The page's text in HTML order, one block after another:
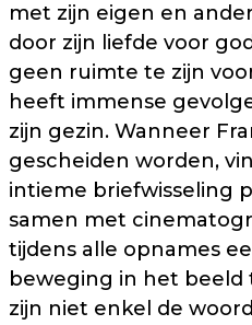
met zijn eigen en
door zijn liefde voor
geen ruimte te zijn
heeft immense
zijn gezin. Wanneer
gescheiden worden,
intieme briefwisseling
samen met
tijdens alle opnames
beweging in het beeld
zijn niet enkel de